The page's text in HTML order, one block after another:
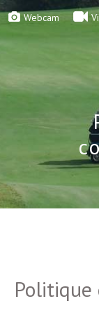
Webcam